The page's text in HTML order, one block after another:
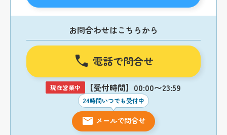
お問合わせはこちらから
電話で問合せ
現在営業中 【受付時間】00:00〜23:59
24時間いつでも受付中
メールで問合せ